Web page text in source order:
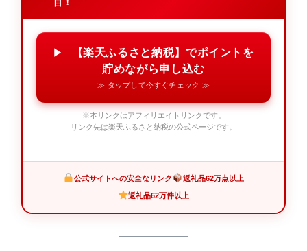
目！
【楽天ふるさと納税】でポイントを
貯めながら申し込む
≫ タップして今すぐチェック ≫
※本リンクはアフィリエイトリンクです。
リンク先は楽天ふるさと納税の公式ページです。
公式サイトへの安全なリンク 返礼品62万点以上
返礼品62万件以上